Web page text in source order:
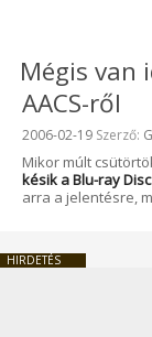
Mégis van
AACS-ről
Beküldve:
2006-02-19 Szerző:
Mikor múlt
késik a Blu-ray
arra a jelentésre,
HIRDETÉS